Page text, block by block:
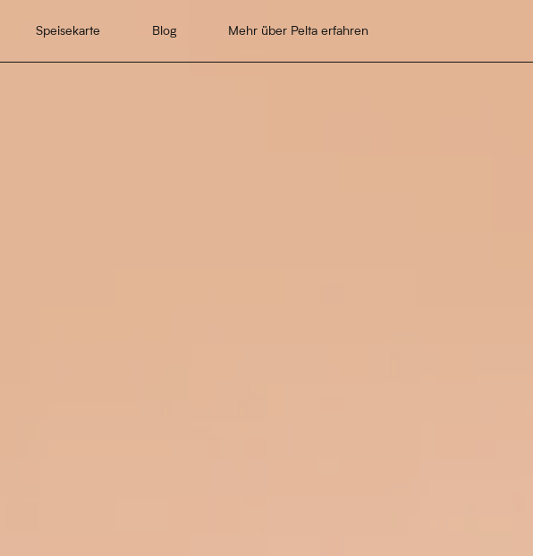
Speisekarte Blog Mehr über Pelta erfahren